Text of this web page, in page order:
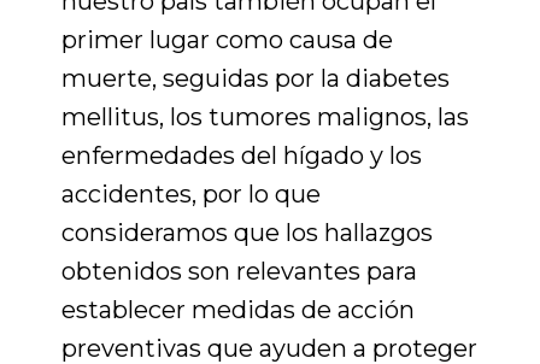
primer lugar como causa de
muerte, seguidas por la diabetes
mellitus, los tumores malignos, las
enfermedades del hígado y los
accidentes, por lo que
consideramos que los hallazgos
obtenidos son relevantes para
establecer medidas de acción
preventivas que ayuden a proteger